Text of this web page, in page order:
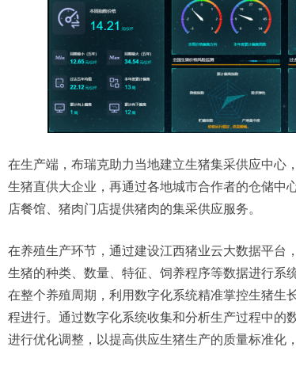
在生产端，布瑞克助力当地建立生猪集采供应中心
生猪直供大企业，再通过各地城市合作者的仓储中
店餐馆、猪肉门店提供猪肉的集采供应服务。
在养殖生产环节，通过建设江西猪业云大数据平台
生猪的种类、数量、特征、饲养程序等数据进行系
在整个养殖周期，利用数字化系统精准掌控生猪生
程进行。通过数字化系统收集和分析生产过程中的
进行优化调整，以提高供应生猪生产的质量标准化